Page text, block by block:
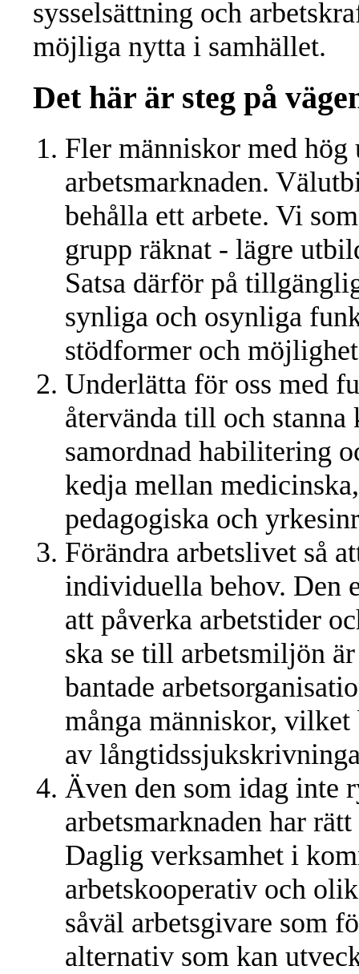
sysselsättning och
möjliga nytta i samhället.
Det här är steg på
Fler människor med
arbetsmarknaden.
behålla ett arbete. Vi
grupp räknat - lägre
Satsa därför på
synliga och osynliga
stödformer och
Underlätta för oss med
återvända till och
samordnad habilitering
kedja mellan
pedagogiska och
Förändra arbetslivet så
individuella behov. Den
att påverka arbetstider
ska se till arbetsmiljön
bantade
många människor,
av
Även den som idag inte
arbetsmarknaden har
Daglig verksamhet i
arbetskooperativ och
såväl arbetsgivare som
alternativ som kan